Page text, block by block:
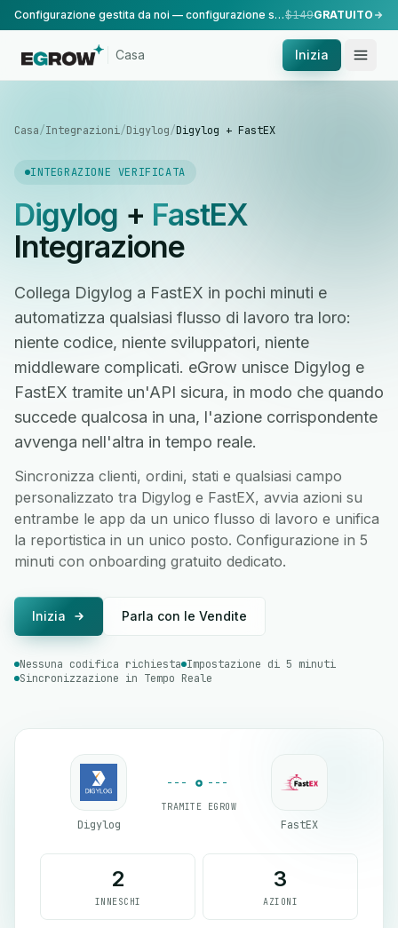
Configurazione gestita da noi — configurazione standard, eseguita dal nostro team.$149GRATUITO
Casa Inizia
Casa/Integrazioni/Digylog/Digylog + FastEX
INTEGRAZIONE VERIFICATA
Digylog + FastEX
Integrazione
Collega Digylog a FastEX in pochi minuti e
automatizza qualsiasi flusso di lavoro tra loro:
niente codice, niente sviluppatori, niente
middleware complicati. eGrow unisce Digylog e
FastEX tramite un'API sicura, in modo che quando
succede qualcosa in una, l'azione corrispondente
avvenga nell'altra in tempo reale.
Sincronizza clienti, ordini, stati e qualsiasi campo
personalizzato tra Digylog e FastEX, avvia azioni su
entrambe le app da un unico flusso di lavoro e unifica
la reportistica in un unico posto. Configurazione in 5
minuti con onboarding gratuito dedicato.
Inizia Parla con le Vendite
Nessuna codifica richiesta Impostazione di 5 minuti
Sincronizzazione in Tempo Reale
Digylog
TRAMITE EGROW
FastEX
2
INNESCHI
3
AZIONI